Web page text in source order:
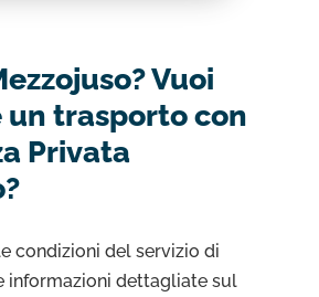
Vuoi
un trasporto con
Privata
condizioni del servizio di
informazioni dettagliate sul